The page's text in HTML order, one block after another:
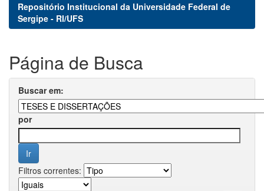
Repositório Institucional da Universidade Federal de
Sergipe - RI/UFS
Página de Busca
Buscar em:
por
Filtros correntes: